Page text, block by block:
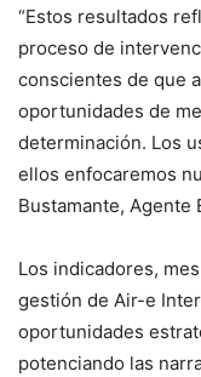
“Estos resultados
proceso de
conscientes de que
oportunidades de
determinación. Los
ellos enfocaremos
Bustamante, Agente
Los indicadores,
gestión de Air-e
oportunidades
potenciando las